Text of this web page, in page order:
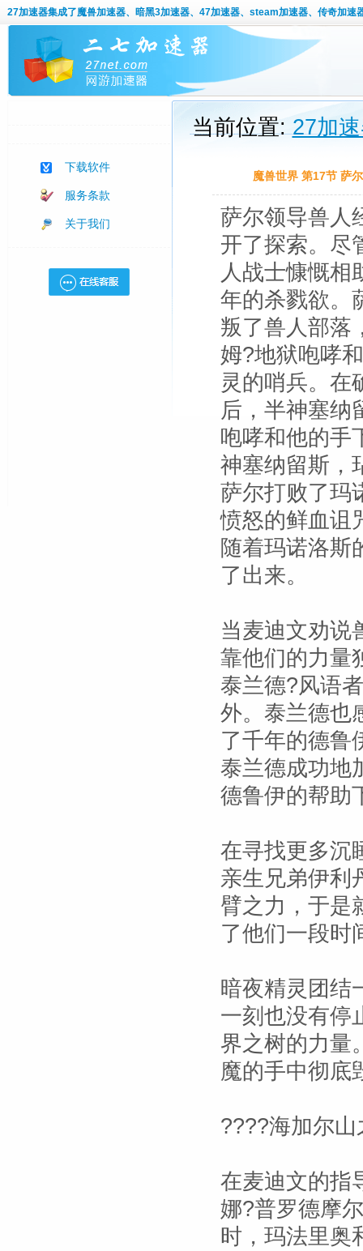
27加速器集成了魔兽加速器、暗黑3加速器、47加速器、steam加速器、传奇加速
下载软件
服务条款
关于我们
当前位置:27加
魔兽世界 第17节 萨
萨尔领导兽人
开了探索。尽
人战士慷慨相
年的杀戮欲。
叛了兽人部落
姆?地狱咆哮
灵的哨兵。在
后，半神塞纳
咆哮和他的手
神塞纳留斯，
萨尔打败了玛
愤怒的鲜血诅
随着玛诺洛斯
了出来。
当麦迪文劝说
靠他们的力量
泰兰德?风语
外。泰兰德也
了千年的德鲁
泰兰德成功地
德鲁伊的帮助
在寻找更多沉
亲生兄弟伊利
臂之力，于是
了他们一段时
暗夜精灵团结
一刻也没有停
界之树的力量
魔的手中彻底
????海加尔山
在麦迪文的指
娜?普罗德摩
时，玛法里奥